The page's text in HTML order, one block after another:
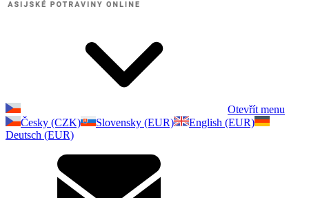
Otevřít menu
Česky (CZK)
Slovensky (EUR)
English (EUR)
Deutsch (EUR)